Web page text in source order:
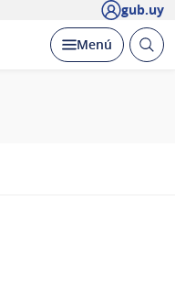
gub.uy
Desplegar
Menú Abrir